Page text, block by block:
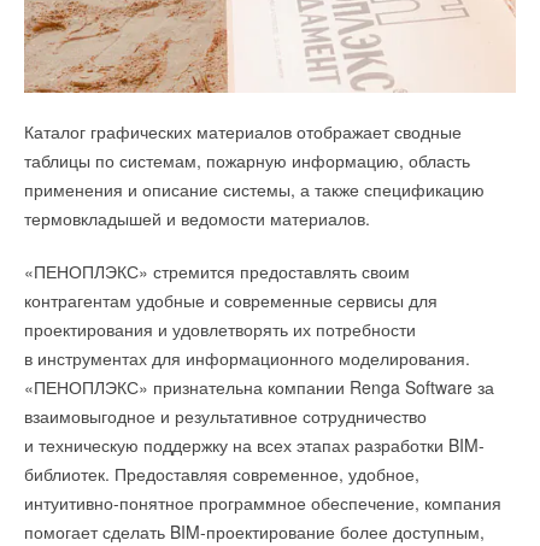
Каталог графических материалов отображает сводные
таблицы по системам, пожарную информацию, область
применения и описание системы, а также спецификацию
термовкладышей и ведомости материалов.
«ПЕНОПЛЭКС» стремится предоставлять своим
контрагентам удобные и современные сервисы для
проектирования и удовлетворять их потребности
в инструментах для информационного моделирования.
«ПЕНОПЛЭКС» признательна компании Renga Software за
взаимовыгодное и результативное сотрудничество
и техническую поддержку на всех этапах разработки BIM-
библиотек. Предоставляя современное, удобное,
интуитивно-понятное программное обеспечение, компания
помогает сделать BIM-проектирование более доступным,
Уведомления отключены
Комментарии
В этой теме еще нет комментариев
Добавить комментарий
Ваш E-mail *
Текст комментария
получить электронный билет с индивидуальным номером
гостя.
регистрацию на сайте baxi.ru. После заполнения формы
регистрации, на указанный e-mail придет ответное письмо
с индивидуальным номером, который будет привязан
к имени и адресу электронной почты гостя. Распечатайте
позволит вам восстановить билет в случае его утери.
Время работы выставки: 09:00–18:00
Онлайн-регистрация
Читайте по теме:
→
Инверторные накопительные водонагреватели Royal